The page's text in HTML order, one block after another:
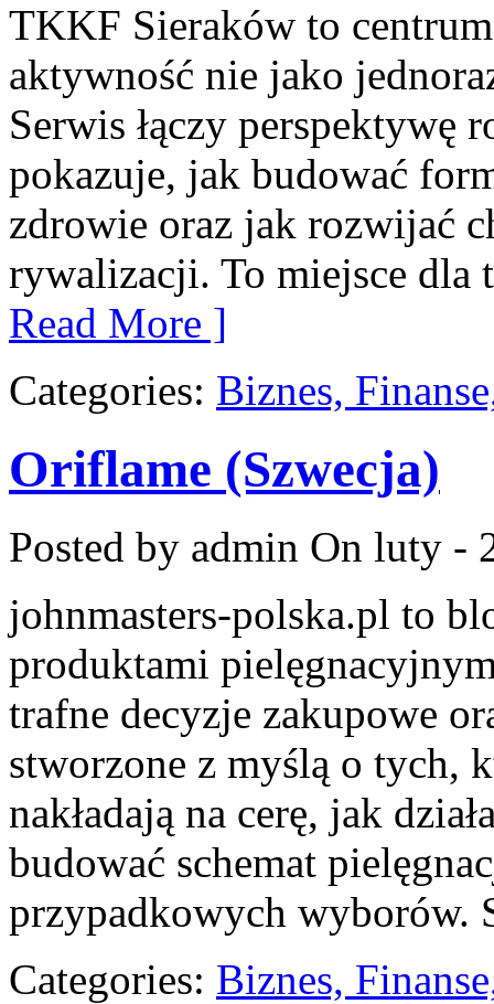
TKKF Sieraków to
aktywność nie jako
Serwis łączy perspektywę
pokazuje, jak budować
zdrowie oraz jak rozwijać
rywalizacji. To miejsce dla
Read More ]
Categories: Biznes,
Oriflame (Szwecja)
Posted by admin On luty -
johnmasters-polska.pl to
produktami
trafne decyzje zakupowe
stworzone z myślą o tych,
nakładają na cerę, jak
budować schemat
przypadkowych wyborów.
Categories: Biznes,